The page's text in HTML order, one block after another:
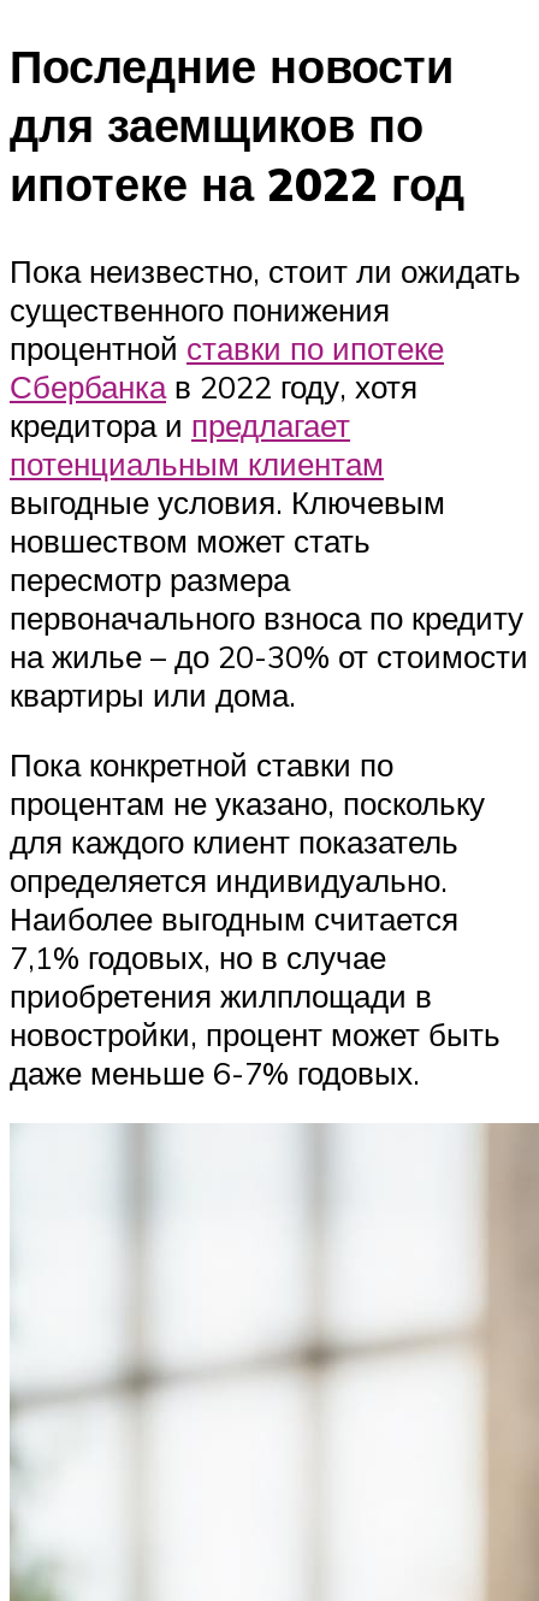
Последние новости
для заемщиков по
ипотеке на 2022 год
Пока неизвестно, стоит ли ожидать
существенного понижения
процентной ставки по ипотеке
Сбербанкав 2022 году, хотя
кредитора и предлагает
потенциальным клиентам
выгодные условия. Ключевым
новшеством может стать
пересмотр размера
первоначального взноса по кредиту
на жилье – до 20-30% от стоимости
квартиры или дома.
Пока конкретной ставки по
процентам не указано, поскольку
для каждого клиент показатель
определяется индивидуально.
Наиболее выгодным считается
7,1% годовых, но в случае
приобретения жилплощади в
новостройки, процент может быть
даже меньше 6-7% годовых.